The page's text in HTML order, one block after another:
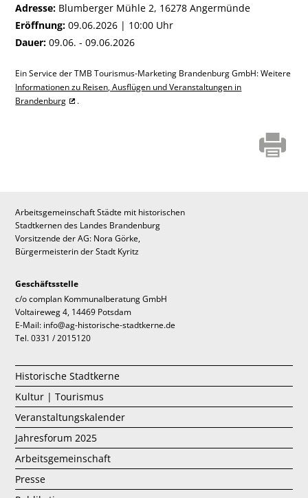
Adresse: Blumberger Mühle 2, 16278 Angermünde
Eröffnung: 09.06.2026 | 10:00 Uhr
Dauer: 09.06. - 09.06.2026
Ein Service der TMB Tourismus-Marketing Brandenburg GmbH: Weitere
Informationen zu Reisen, Ausflügen und Veranstaltungen in
Brandenburg
.
Arbeitsgemeinschaft Städte mit historischen
Stadtkernen des Landes Brandenburg
Vorsitzende der AG: Nora Görke,
Bürgermeisterin der Stadt Kyritz
Geschäftsstelle
c/o complan Kommunalberatung GmbH
Voltaireweg 4, 14469 Potsdam
E-Mail: info@ag-historische-stadtkerne.de
Tel. 0331 / 2015120
Historische Stadtkerne
Kultur | Tourismus
Veranstaltungskalender
Jahresforum 2025
Arbeitsgemeinschaft
Presse